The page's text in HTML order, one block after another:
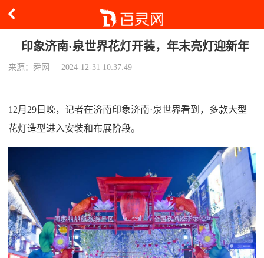
印象济南·泉世界花灯开装，年末亮灯迎新年
来源：舜网 2024-12-31 10:37:49
12月29日晚，记者在济南印象济南·泉世界看到，多款大型
花灯造型进入安装和布展阶段。